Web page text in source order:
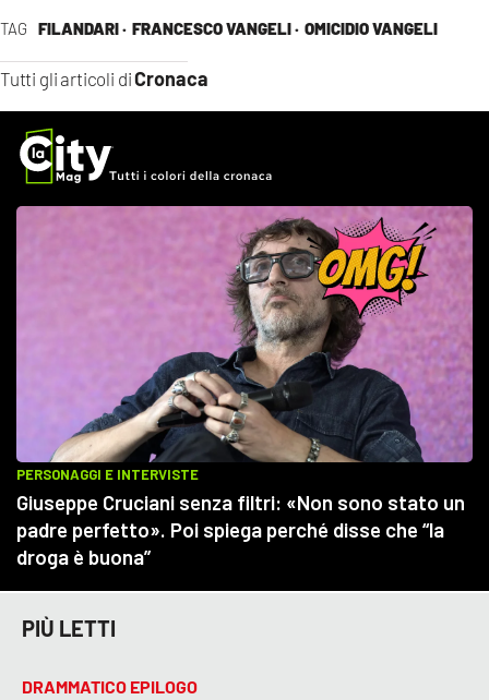
TAG FILANDARI · FRANCESCO VANGELI · OMICIDIO VANGELI
Tutti gli articoli diCronaca
PIÙ LETTI
DRAMMATICO EPILOGO